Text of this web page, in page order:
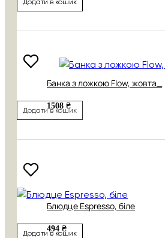
Банка з ложкою Flow, жовта_
1508 ₴
Додати в кошик
Блюдце Espresso, біле
494 ₴
Додати в кошик